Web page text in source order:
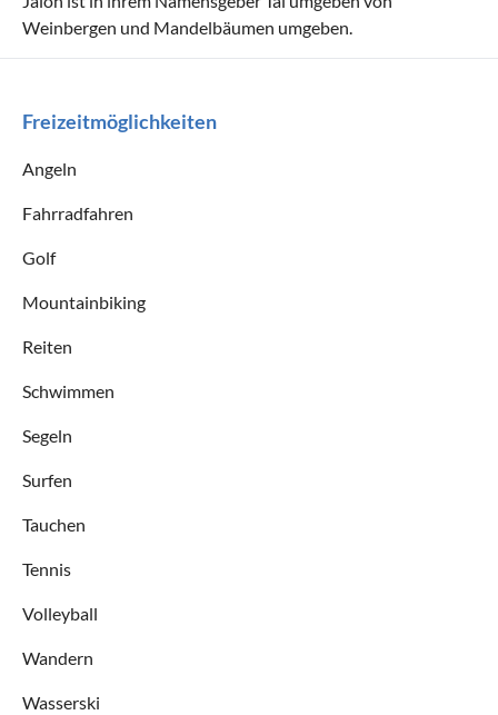
Weinbergen und Mandelbäumen umgeben.
Freizeitmöglichkeiten
Angeln
Fahrradfahren
Golf
Mountainbiking
Reiten
Schwimmen
Segeln
Surfen
Tauchen
Tennis
Volleyball
Wandern
Wasserski